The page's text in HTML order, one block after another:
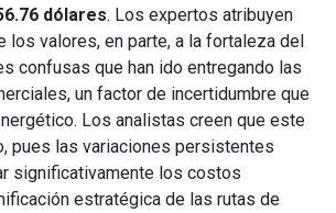
dólares. Los expertos atribuyen
los valores, en parte, a la fortaleza del
confusas que han ido entregando las
un factor de incertidumbre que
Los analistas creen que este
pues las variaciones persistentes
significativamente los costos
estratégica de las rutas de